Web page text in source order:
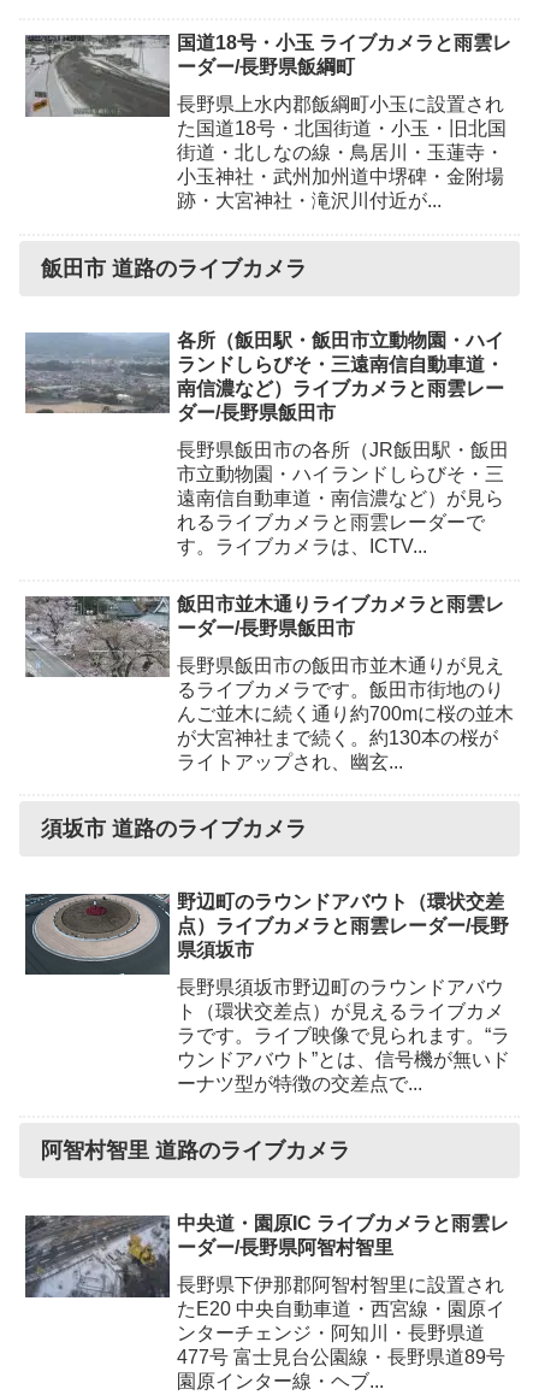
国道18号・小玉 ライブカメラと雨雲レ
ーダー/長野県飯綱町
長野県上水内郡飯綱町小玉に設置され
た国道18号・北国街道・小玉・旧北国
街道・北しなの線・鳥居川・玉蓮寺・
小玉神社・武州加州道中堺碑・金附場
跡・大宮神社・滝沢川付近が...
飯田市 道路のライブカメラ
各所（飯田駅・飯田市立動物園・ハイ
ランドしらびそ・三遠南信自動車道・
南信濃など）ライブカメラと雨雲レー
ダー/長野県飯田市
長野県飯田市の各所（JR飯田駅・飯田
市立動物園・ハイランドしらびそ・三
遠南信自動車道・南信濃など）が見ら
れるライブカメラと雨雲レーダーで
す。ライブカメラは、ICTV...
飯田市並木通りライブカメラと雨雲レ
ーダー/長野県飯田市
長野県飯田市の飯田市並木通りが見え
るライブカメラです。飯田市街地のり
んご並木に続く通り約700mに桜の並木
が大宮神社まで続く。約130本の桜が
ライトアップされ、幽玄...
須坂市 道路のライブカメラ
野辺町のラウンドアバウト（環状交差
点）ライブカメラと雨雲レーダー/長野
県須坂市
長野県須坂市野辺町のラウンドアバウ
ト（環状交差点）が見えるライブカメ
ラです。ライブ映像で見られます。“ラ
ウンドアバウト”とは、信号機が無いド
ーナツ型が特徴の交差点で...
阿智村智里 道路のライブカメラ
中央道・園原IC ライブカメラと雨雲レ
ーダー/長野県阿智村智里
長野県下伊那郡阿智村智里に設置され
たE20 中央自動車道・西宮線・園原イ
ンターチェンジ・阿知川・長野県道
477号 富士見台公園線・長野県道89号
園原インター線・ヘブ...